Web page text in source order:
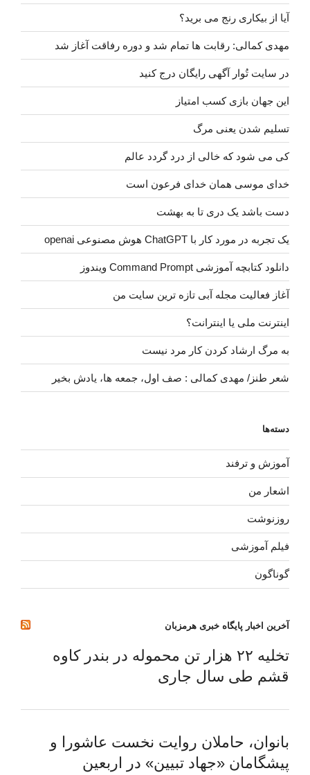
آیا از بیکاری رنج می برید؟
مهدی کمالی: رقابت ها تمام شد و دوره رفاقت آغاز شد
در سایت تُوار آگهی رایگان درج کنید
این جهان بازی کسب امتیاز
تسلیم شدن یعنی مرگ
کی می شود که خالی از درد گردد عالم
خدای موسی همان خدای فرعون است
دست باشد یک دری تا به بهشت
یک تجربه در مورد کار با ChatGPT هوش مصنوعی openai
دانلود کتابچه آموزشی Command Prompt ویندوز
آغاز فعالیت مجله آبی تازه ترین سایت من
اینترنت ملی یا اینترانت؟
به مرگ ارشاد کردن کار مرد نیست
شعر طنز/ مهدی کمالی : صف اول، جمعه ها، یادش بخیر
دسته‌ها
آموزش و ترفند
اشعار من
روزنوشت
فیلم آموزشی
گوناگون
آخرین اخبار پایگاه خبری هرمزبان
تخلیه ۲۲ هزار تن محموله در بندر کاوه
قشم طی سال جاری
بانوان، حاملان روایت نخست عاشورا و
پیشگامان «جهاد تبیین» در اربعین